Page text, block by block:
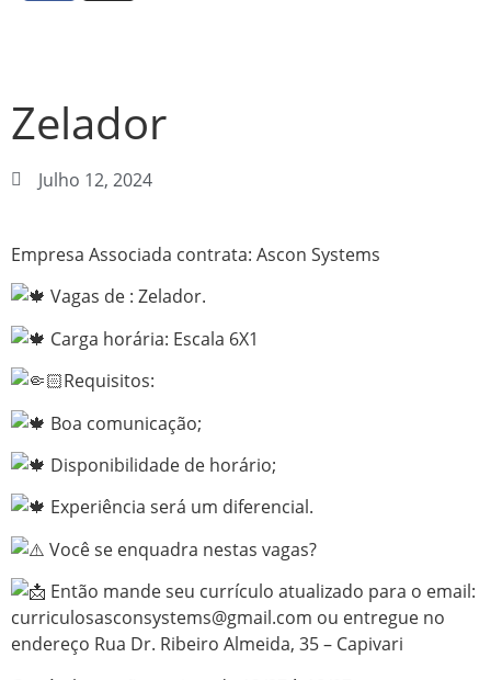
Zelador
Julho 12, 2024
Empresa Associada contrata: Ascon Systems
Vagas de : Zelador.
Carga horária: Escala 6X1
Requisitos:
Boa comunicação;
Disponibilidade de horário;
Experiência será um diferencial.
Você se enquadra nestas vagas?
Então mande seu currículo atualizado para o email:
curriculosasconsystems@gmail.com ou entregue no
endereço Rua Dr. Ribeiro Almeida, 35 – Capivari